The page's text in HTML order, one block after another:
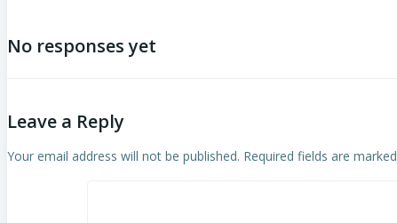
No responses yet
Leave a Reply
Your email address will not be published. Required fields are marked